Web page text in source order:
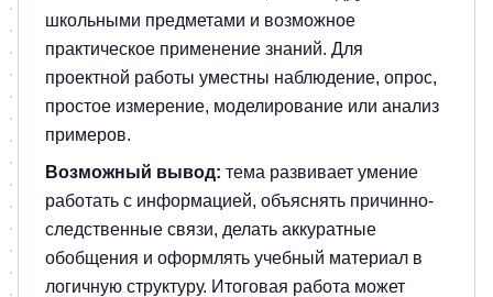
школьными предметами и возможное
практическое применение знаний. Для
проектной работы уместны наблюдение, опрос,
простое измерение, моделирование или анализ
примеров.
Возможный вывод: тема развивает умение
работать с информацией, объяснять причинно-
следственные связи, делать аккуратные
обобщения и оформлять учебный материал в
логичную структуру. Итоговая работа может